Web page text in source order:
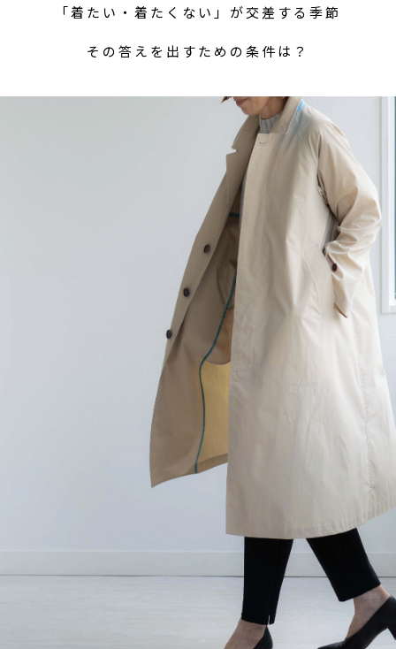
「着たい・着たくない」が交差する季節
その答えを出すための条件は？